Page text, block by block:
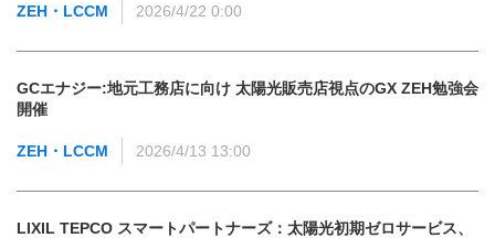
ZEH・LCCM 2026/4/22 0:00
GCエナジー:地元工務店に向け 太陽光販売店視点のGX ZEH勉強会
開催
ZEH・LCCM 2026/4/13 13:00
LIXIL TEPCO スマートパートナーズ：太陽光初期ゼロサービス、